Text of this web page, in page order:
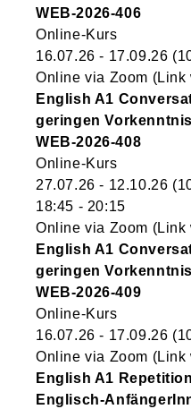
English A1
Englisch-
WEB-2026-406
Online-Kurs
16.07.26 - 17.09.26
Online via Zoom (Link
English A1
geringen
WEB-2026-408
Online-Kurs
27.07.26 - 12.10.26
18:45 - 20:15
Online via Zoom (Link
English A1
geringen
WEB-2026-409
Online-Kurs
16.07.26 - 17.09.26
Online via Zoom (Link